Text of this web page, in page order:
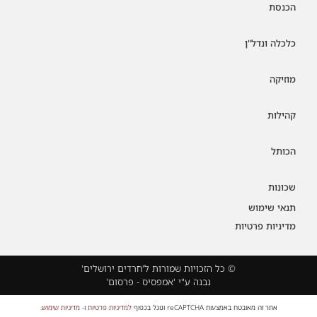
הכנסת
כלכלה ונדל"ן
מוזיקה
קהילות
הכותל
שכונות
תנאי שימוש
מדיניות פרטיות
© כל הזכויות שמורות ל'חרדים ירושלים'
נבנה ע"י 'אמפסיס - פרסום'
אתר זה מאובטח באמצעות reCAPTCHA וגוגל בכפוף למדיניות פרטיות ו-מדיניות שימוש.